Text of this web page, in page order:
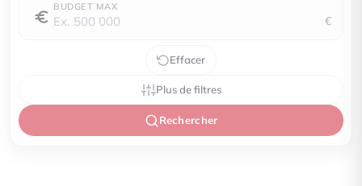
BUDGET MAX
€
Effacer
Plus de filtres
Rechercher